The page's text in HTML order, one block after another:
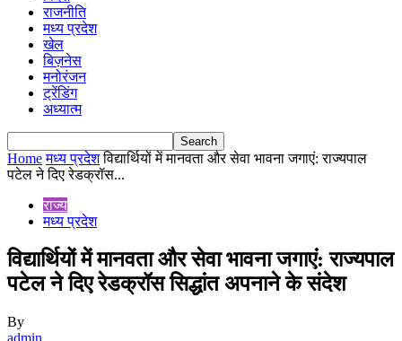
राजनीति
मध्य प्रदेश
खेल
बिज़नेस
मनोरंजन
ट्रेंडिंग
अध्यात्म
Home मध्य प्रदेश विद्यार्थियों में मानवता और सेवा भावना जगाएं: राज्यपाल
पटेल ने दिए रेडक्रॉस...
राज्य
मध्य प्रदेश
विद्यार्थियों में मानवता और सेवा भावना जगाएं: राज्यपाल
पटेल ने दिए रेडक्रॉस सिद्धांत अपनाने के संदेश
By
admin